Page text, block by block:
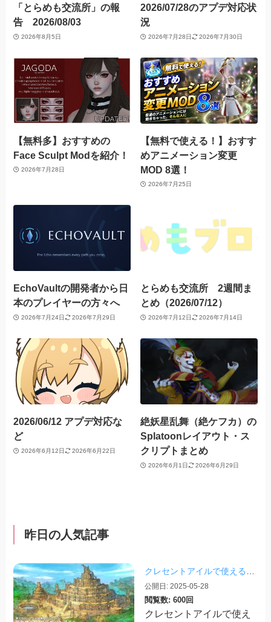
「とらめも交流所」の報
告 2026/08/03
2026年8月5日
2026/07/28のアプデ対応状
況
2026年7月28日 2026年7月30日
【無料多】おすすめの
Face Sculpt Modを紹介！
2026年7月28日
【無料で使える！】おすす
めアニメーション変更
MOD 8選！
2026年7月25日
EchoVaultの開発者から日
本のプレイヤーの方々へ
2026年7月24日 2026年7月29日
とらめも交流所 2週間ま
とめ（2026/07/12）
2026年7月12日 2026年7月14日
2026/06/12 アプデ対応な
ど
2026年6月12日 2026年6月22日
絶妖星乱舞（絶ケフカ）の
Splatoonレイアウト・ス
クリプトまとめ
2026年6月1日 2026年6月29日
昨日の人気記事
公開日: 2025-05-28
閲覧数: 600回
クレセントアイルで使え